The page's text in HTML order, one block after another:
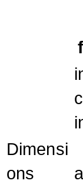
Dimensi
ons